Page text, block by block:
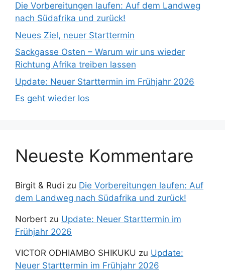
Die Vorbereitungen laufen: Auf dem Landweg
nach Südafrika und zurück!
Neues Ziel, neuer Starttermin
Sackgasse Osten – Warum wir uns wieder
Richtung Afrika treiben lassen
Update: Neuer Starttermin im Frühjahr 2026
Es geht wieder los
Neueste Kommentare
Birgit & Rudi zu Die Vorbereitungen laufen: Auf
dem Landweg nach Südafrika und zurück!
Norbert zu Update: Neuer Starttermin im
Frühjahr 2026
VICTOR ODHIAMBO SHIKUKU zu Update:
Neuer Starttermin im Frühjahr 2026